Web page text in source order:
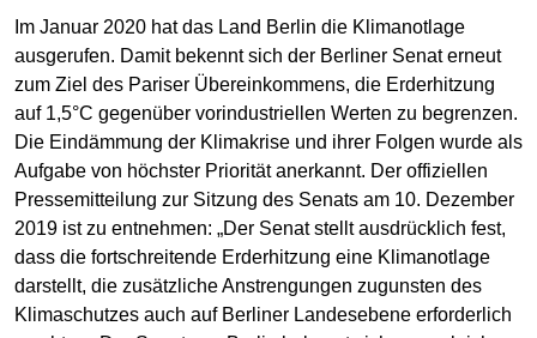
Im Januar 2020 hat das Land Berlin die Klimanotlage
ausgerufen. Damit bekennt sich der Berliner Senat erneut
zum Ziel des Pariser Übereinkommens, die Erderhitzung
auf 1,5°C gegenüber vorindustriellen Werten zu begrenzen.
Die Eindämmung der Klimakrise und ihrer Folgen wurde als
Aufgabe von höchster Priorität anerkannt. Der offiziellen
Pressemitteilung zur Sitzung des Senats am 10. Dezember
2019 ist zu entnehmen: „Der Senat stellt ausdrücklich fest,
dass die fortschreitende Erderhitzung eine Klimanotlage
darstellt, die zusätzliche Anstrengungen zugunsten des
Klimaschutzes auch auf Berliner Landesebene erforderlich